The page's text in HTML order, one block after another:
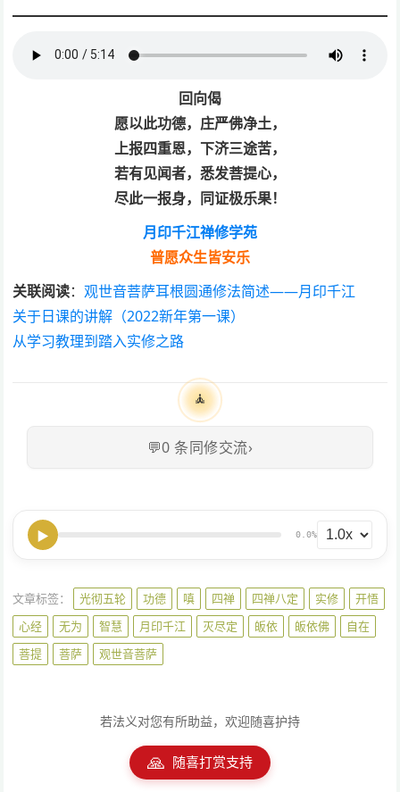
回向偈
愿以此功德，庄严佛净土，
上报四重恩，下济三途苦，
若有见闻者，悉发菩提心，
尽此一报身，同证极乐果！
月印千江禅修学苑
普愿众生皆安乐
关联阅读：观世音菩萨耳根圆通修法简述——月印千江
关于日课的讲解（2022新年第一课）
从学习教理到踏入实修之路
🧘
💬0 条同修交流›
▶ 0.0%
文章标签： 光彻五轮 功德 嗔 四禅 四禅八定 实修
开悟
心经
无为 智慧 月印千江 灭尽定 皈依 皈依佛
自在
菩提
菩萨 观世音菩萨
若法义对您有所助益，欢迎随喜护持
🙏 随喜打赏支持